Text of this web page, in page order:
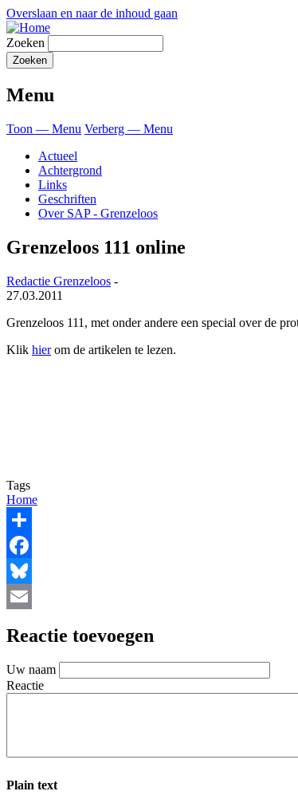
Overslaan en naar de inhoud gaan
Zoeken
Menu
Toon — Menu Verberg — Menu
Actueel
Achtergrond
Links
Geschriften
Over SAP - Grenzeloos
Grenzeloos 111 online
Redactie Grenzeloos -
27.03.2011
Grenzeloos 111, met onder andere een special over de
Klik hierom de artikelen te lezen.
Tags
Home
Share
Facebook
Bluesky
Reactie toevoegen
Uw naam
Reactie
Plain text